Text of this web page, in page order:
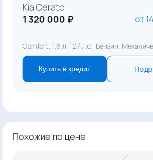
Kia Cerato
1 320 000 ₽
от
Comfort, 1.6 л. 127 л.с., Бензин,
Купить в кредит
Похожие по цене